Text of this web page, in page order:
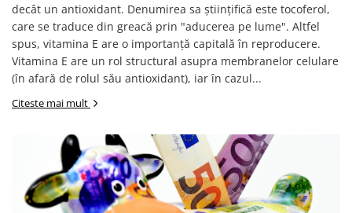
decât un antioxidant. Denumirea sa științifică este tocoferol,
care se traduce din greacă prin "aducerea pe lume". Altfel
spus, vitamina E are o importanță capitală în reproducere.
Vitamina E are un rol structural asupra membranelor celulare
(în afară de rolul său antioxidant), iar în cazul...
Citeste mai mult